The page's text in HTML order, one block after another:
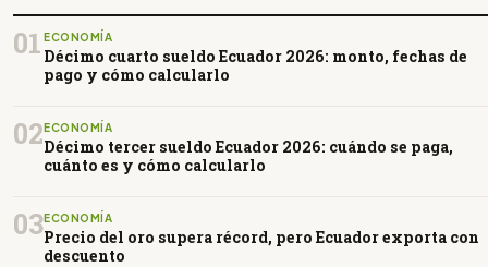
01 ECONOMÍA
Décimo cuarto sueldo Ecuador 2026: monto, fechas de
pago y cómo calcularlo
02ECONOMÍA
Décimo tercer sueldo Ecuador 2026: cuándo se paga,
cuánto es y cómo calcularlo
03ECONOMÍA
Precio del oro supera récord, pero Ecuador exporta con
descuento